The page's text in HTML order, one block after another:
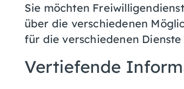
Sie möchten
über die verschiedenen
für die verschiedenen
Vertiefende